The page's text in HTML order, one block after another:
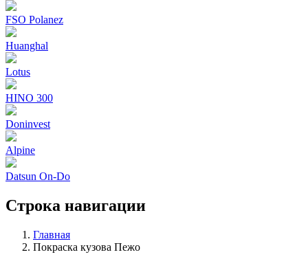
FSO Polanez
Huanghal
Lotus
HINO 300
Doninvest
Alpine
Datsun On-Do
Строка навигации
Главная
Покраска кузова Пежо